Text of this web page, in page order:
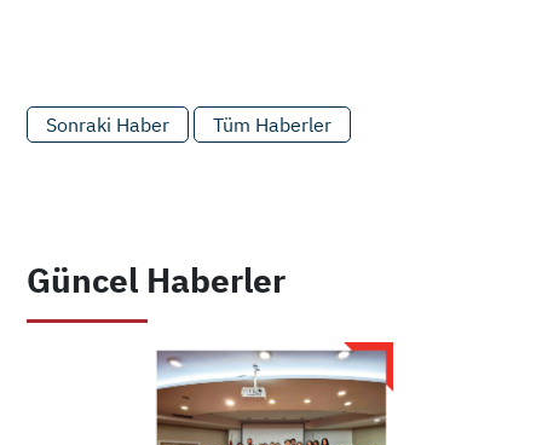
Sonraki Haber Tüm Haberler
Güncel Haberler